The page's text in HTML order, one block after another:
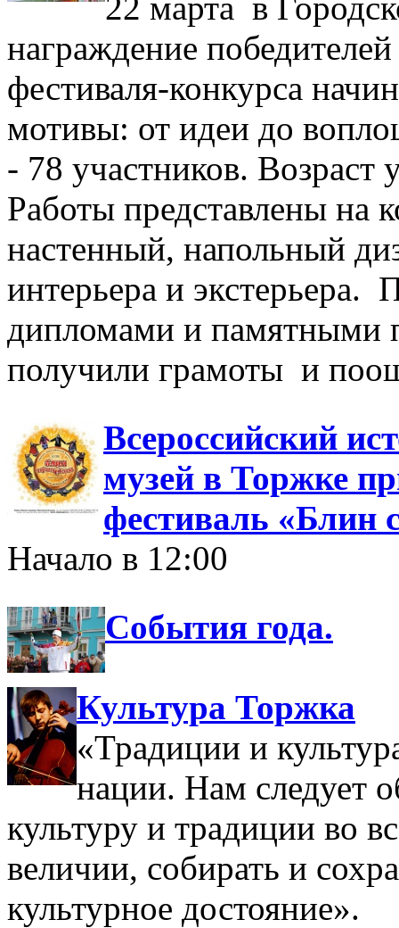
награждение
фестиваля-конкурса
мотивы: от идеи до
- 78 участников. Возраст
Работы представлены на
настенный, напольный
интерьера и экстерьера.
дипломами и памятными
получили грамоты и
Всероссийский
музей в Торжке
фестиваль «Блин
Начало в 12:00
События года.
Культура Торжка
«Традиции и
нации. Нам следует
культуру и традиции во
величии, собирать и
культурное достояние».